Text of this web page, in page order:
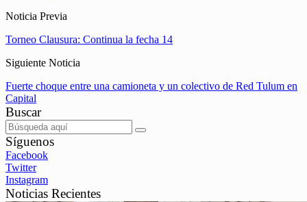
Noticia Previa
Torneo Clausura: Continua la fecha 14
Siguiente Noticia
Fuerte choque entre una camioneta y un colectivo de Red Tulum en
Capital
Buscar
Síguenos
Facebook
Twitter
Instagram
Noticias Recientes